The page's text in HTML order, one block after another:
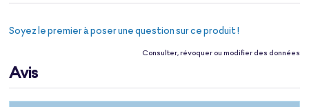
Soyez le premier à poser une question sur ce produit !
Consulter, révoquer ou modifier des données
Avis